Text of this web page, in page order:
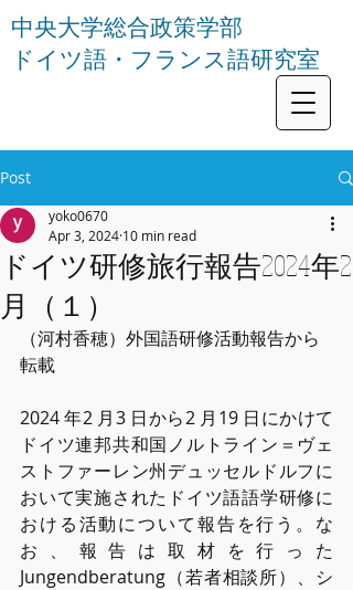
中央大学総合政策学部
ドイツ語・フランス語研究室
Post
ドイツ研修旅行報告2024年2
月（１）
yoko0670
Apr 3, 2024 10 min read
（河村香穂）外国語研修活動報告から
転載
2024 年2 ⽉3 ⽇から2 ⽉19 ⽇にかけて
ドイツ連邦共和国ノルトライン＝ヴェ
ストファーレン州デュッセルドルフに
おいて実施されたドイツ語語学研修に
おける活動について報告を⾏う。な
お、報告は取材を⾏った
Jungendberatung（若者相談所）、シ